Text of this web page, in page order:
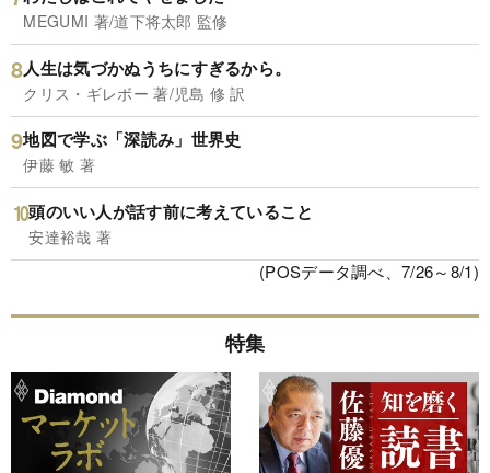
MEGUMI 著/道下将太郎 監修
人生は気づかぬうちにすぎるから。
クリス・ギレボー 著/児島 修 訳
地図で学ぶ「深読み」世界史
伊藤 敏 著
頭のいい人が話す前に考えていること
安達裕哉 著
(POSデータ調べ、7/26～8/1)
特集